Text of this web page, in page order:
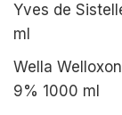
Yves de
ml
Wella
9% 1000 ml